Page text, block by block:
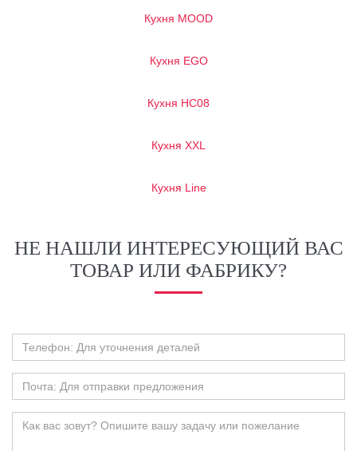
Кухня MOOD
Кухня EGO
Кухня HC08
Кухня XXL
Кухня Line
НЕ НАШЛИ ИНТЕРЕСУЮЩИЙ ВАС
ТОВАР ИЛИ ФАБРИКУ?